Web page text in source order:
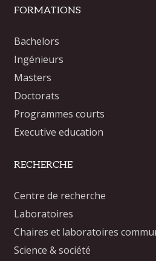
FORMATIONS
Bachelors
Ingénieurs
Masters
Doctorats
Programmes courts
Executive education
RECHERCHE
Centre de recherche
Laboratoires
Chaires et laboratoires
Science & société